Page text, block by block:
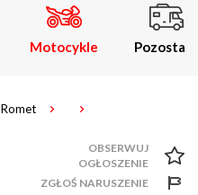
Motocykle Pozostałe
Romet
ZGŁOŚ NARUSZENIE